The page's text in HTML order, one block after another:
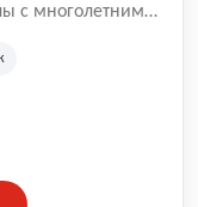
с многолетним
опыт позволяют